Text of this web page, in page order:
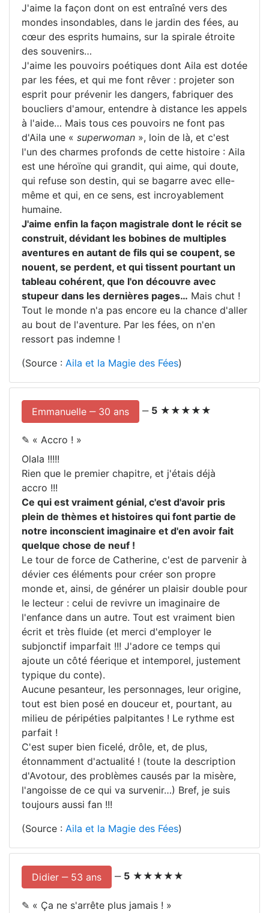
J'aime la façon dont on est entraîné vers des
mondes insondables, dans le jardin des fées, au
cœur des esprits humains, sur la spirale étroite
des souvenirs…
J'aime les pouvoirs poétiques dont Aila est dotée
par les fées, et qui me font rêver : projeter son
esprit pour prévenir les dangers, fabriquer des
boucliers d'amour, entendre à distance les appels
à l'aide… Mais tous ces pouvoirs ne font pas
d'Aila une « superwoman », loin de là, et c'est
l'un des charmes profonds de cette histoire : Aila
est une héroïne qui grandit, qui aime, qui doute,
qui refuse son destin, qui se bagarre avec elle-
même et qui, en ce sens, est incroyablement
humaine.
J'aime enfin la façon magistrale dont le récit se
construit, dévidant les bobines de multiples
aventures en autant de fils qui se coupent, se
nouent, se perdent, et qui tissent pourtant un
tableau cohérent, que l'on découvre avec
stupeur dans les dernières pages… Mais chut !
Tout le monde n'a pas encore eu la chance d'aller
au bout de l'aventure. Par les fées, on n'en
ressort pas indemne !
(Source : Aila et la Magie des Fées)
Emmanuelle ‒ 30 ans ‒ 5 ★★★★★
✎ « Accro ! »
Olala !!!!!
Rien que le premier chapitre, et j'étais déjà
accro !!!
Ce qui est vraiment génial, c'est d'avoir pris
plein de thèmes et histoires qui font partie de
notre inconscient imaginaire et d'en avoir fait
quelque chose de neuf !
Le tour de force de Catherine, c'est de parvenir à
dévier ces éléments pour créer son propre
monde et, ainsi, de générer un plaisir double pour
le lecteur : celui de revivre un imaginaire de
l'enfance dans un autre. Tout est vraiment bien
écrit et très fluide (et merci d'employer le
subjonctif imparfait !!! J'adore ce temps qui
ajoute un côté féerique et intemporel, justement
typique du conte).
Aucune pesanteur, les personnages, leur origine,
tout est bien posé en douceur et, pourtant, au
milieu de péripéties palpitantes ! Le rythme est
parfait !
C'est super bien ficelé, drôle, et, de plus,
étonnamment d'actualité ! (toute la description
d'Avotour, des problèmes causés par la misère,
l'angoisse de ce qui va survenir…) Bref, je suis
toujours aussi fan !!!
(Source : Aila et la Magie des Fées)
Didier ‒ 53 ans ‒ 5 ★★★★★
✎ « Ça ne s'arrête plus jamais ! »